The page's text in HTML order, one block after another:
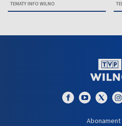
TEMATY INFO WILNO
Abonament